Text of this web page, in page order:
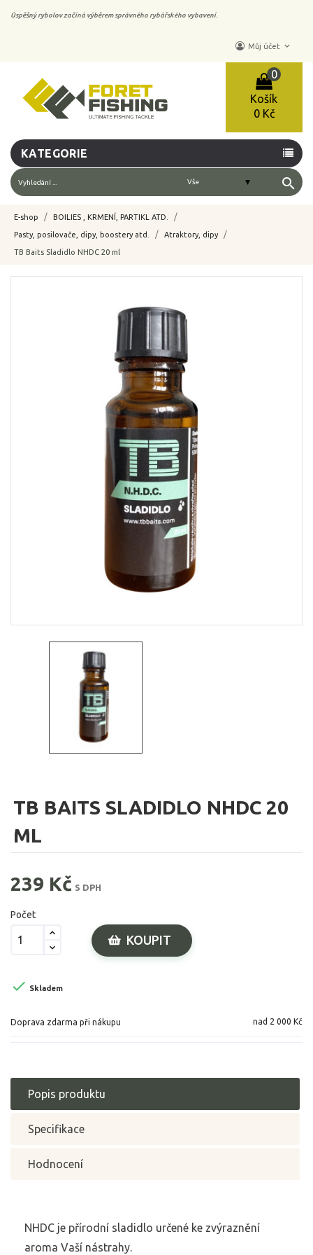
Úspěšný rybolov začíná výběrem správného rybářského vybavení.
Můj účet keyboard_arrow_down
Košík
0
0 Kč
KATEGORIE
search
E-shop BOILIES , KRMENÍ, PARTIKL ATD.
Pasty, posilovače, dipy, boostery atd. Atraktory, dipy
TB Baits Sladidlo NHDC 20 ml
TB BAITS SLADIDLO NHDC 20
ML
239 Kč S DPH
Počet
KOUPIT
 Skladem
Doprava zdarma při nákupu nad 2 000 Kč
Popis produktu
Specifikace
Hodnocení
NHDC je přírodní sladidlo určené ke zvýraznění
aroma Vaší nástrahy.